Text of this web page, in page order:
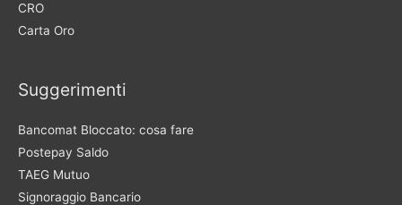
CRO
Carta Oro
Suggerimenti
Bancomat Bloccato: cosa fare
Postepay Saldo
TAEG Mutuo
Signoraggio Bancario